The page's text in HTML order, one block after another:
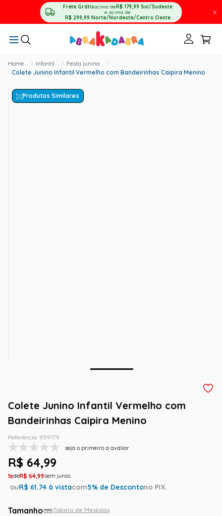
Frete Grátisacima deR$ 179,99 Sul/Sudeste
e acima de
R$ 299,99 Norte/Nordeste/Centro Oeste
X
Infantil
Festa junina
Colete Junino Infantil Vermelho com Bandeirinhas Caipira Menino
Produtos Similares
Colete Junino Infantil Vermelho com
Bandeirinhas Caipira Menino
Referência: 939179
seja o primeiro a avaliar
R$ 64,99
1 R$ 64,99
ouR$ 61.74 à vistacom5% de Descontono PIX.
Tamanho Tabela de Medidas